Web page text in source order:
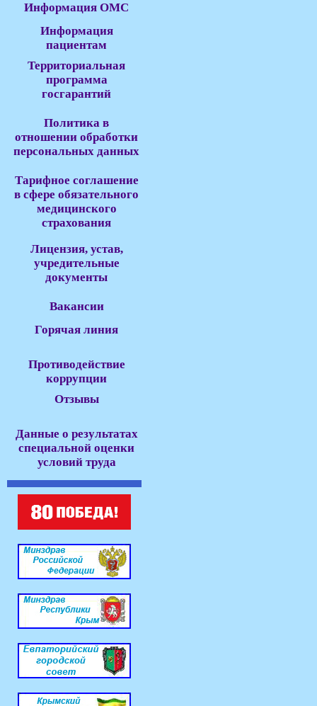
Информация ОМС
Информация
пациентам
Территориальная
программа
госгарантий
Политика в
отношении обработки
персональных данных
Тарифное соглашение
в сфере обязательного
медицинского
страхования
Лицензия, устав,
учредительные
документы
Вакансии
Горячая линия
Противодействие
коррупции
Отзывы
Данные о результатах
специальной оценки
условий труда